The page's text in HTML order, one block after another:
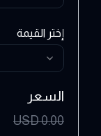
إختر القيمة
السعر
0.00
USD